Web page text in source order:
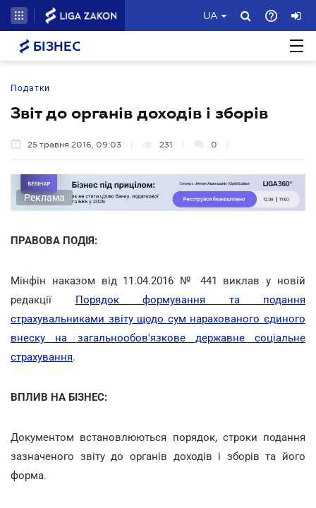
UA
БІЗНЕС
Податки
Звіт до органів доходів і зборів
25 травня 2016, 09:03 231 0
Реклама
ПРАВОВА ПОДІЯ:
Мінфін наказом від 11.04.2016 № 441 виклав у новій
редакції Порядок формування та подання
страхувальниками звіту щодо сум нарахованого єдиного
внеску на загальнообов'язкове державне соціальне
страхування.
ВПЛИВ НА БІЗНЕС:
Документом встановлюються порядок, строки подання
зазначеного звіту до органів доходів і зборів та його
форма.